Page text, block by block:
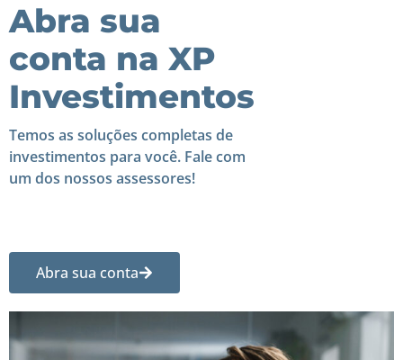
Abra sua
conta na XP
Investimentos
Temos as soluções completas de
investimentos para você. Fale com
um dos nossos assessores!
Abra sua conta